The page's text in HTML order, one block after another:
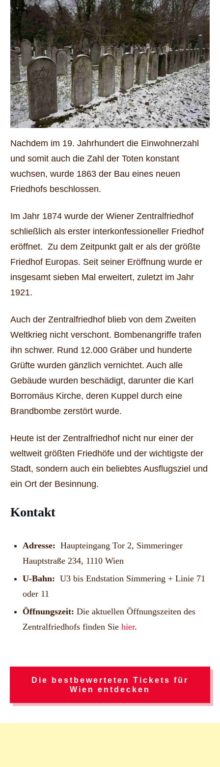
Nachdem im 19. Jahrhundert die Einwohnerzahl
und somit auch die Zahl der Toten konstant
wuchsen, wurde 1863 der Bau eines neuen
Friedhofs beschlossen.
Im Jahr 1874 wurde der Wiener Zentralfriedhof
schließlich als erster interkonfessioneller Friedhof
eröffnet. Zu dem Zeitpunkt galt er als der größte
Friedhof Europas. Seit seiner Eröffnung wurde er
insgesamt sieben Mal erweitert, zuletzt im Jahr
1921.
Auch der Zentralfriedhof blieb von dem Zweiten
Weltkrieg nicht verschont. Bombenangriffe trafen
ihn schwer. Rund 12.000 Gräber und hunderte
Grüfte wurden gänzlich vernichtet. Auch alle
Gebäude wurden beschädigt, darunter die Karl
Borromäus Kirche, deren Kuppel durch eine
Brandbombe zerstört wurde.
Heute ist der Zentralfriedhof nicht nur einer der
weltweit größten Friedhöfe und der wichtigste der
Stadt, sondern auch ein beliebtes Ausflugsziel und
ein Ort der Besinnung.
Kontakt
Adresse: Haupteingang Tor 2, Simmeringer
Hauptstraße 234, 1110 Wien
U-Bahn: U3 bis Endstation Simmering + Linie 71
oder 11
Öffnungszeit: Die aktuellen Öffnungszeiten des
Zentralfriedhofs finden Sie hier.
Die bestbewerteten Tickets für
Wien entdecken